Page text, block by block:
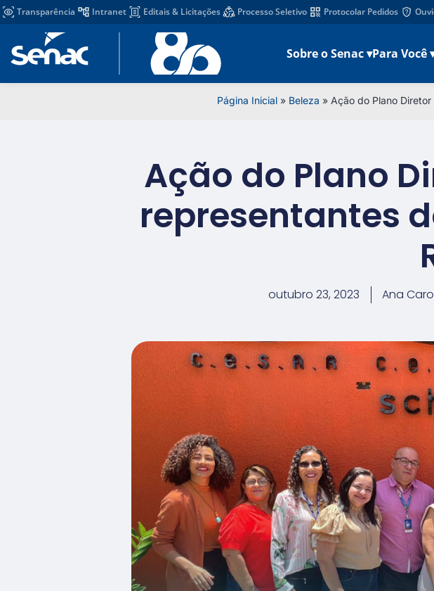
Transparência Intranet Editais & Licitações Processo Seletivo Protocolar Pedidos
Sobre o Senac ▾Para Você
Página Inicial » Beleza » Ação do Plano
Ação do Plano
representantes
outubro 23, 2023 Ana